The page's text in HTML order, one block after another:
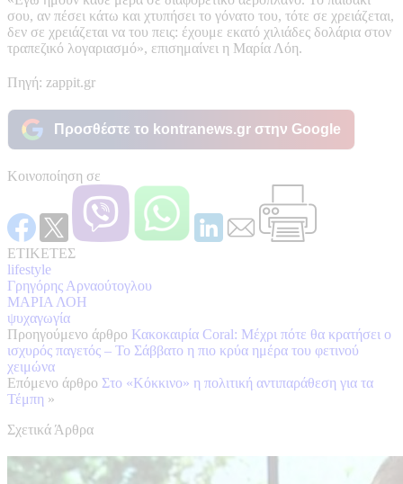
σου, αν πέσει κάτω και χτυπήσει το γόνατο του, τότε σε χρειάζεται,
δεν σε χρειάζεται να του πεις: έχουμε εκατό χιλιάδες δολάρια στον
τραπεζικό λογαριασμό», επισημαίνει η Μαρία Λόη.
Πηγή: zappit.gr
Προσθέστε το kontranews.gr στην Google
Κοινοποίηση σε
ΕΤΙΚΕΤΕΣ
lifestyle
Γρηγόρης Αρναούτογλου
ΜΑΡΙΑ ΛΟΗ
ψυχαγωγία
Προηγούμενο άρθρο Κακοκαιρία Coral: Μέχρι πότε θα κρατήσει ο
ισχυρός παγετός – Το Σάββατο η πιο κρύα ημέρα του φετινού
χειμώνα
Επόμενο άρθρο Στο «Κόκκινο» η πολιτική αντιπαράθεση για τα
Τέμπη »
Σχετικά Άρθρα